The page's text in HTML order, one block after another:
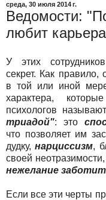
среда, 30 июля 2014 г.
Ведомости:
любит
У этих
секрет. Как правило,
в той или иной
характера,
психологов
триадой": это
что позволяет им
дудку,нарциссизм,
своей
нежелание
Если все эти черты